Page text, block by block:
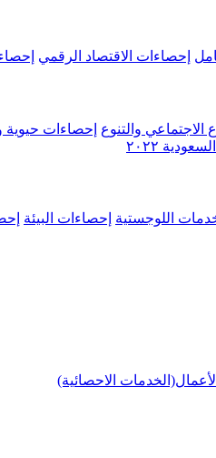
إحصاءات الاقتصاد الرقمي
الاجتماعي والتنوع إحصاءات حيوية
٢٠٢٢
اللوجستية إحصاءات البيئة
الاحصائية)